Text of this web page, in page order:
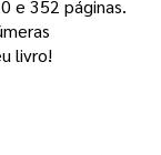
livro!